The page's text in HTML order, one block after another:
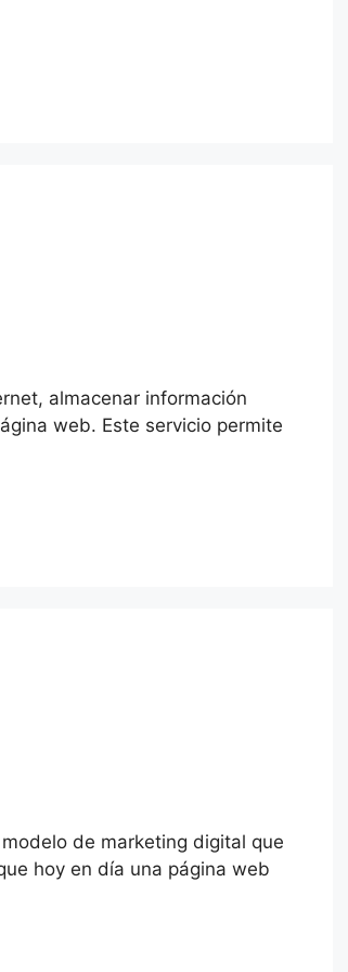
almacenar información
web. Este servicio permite
de marketing digital que
hoy en día una página web